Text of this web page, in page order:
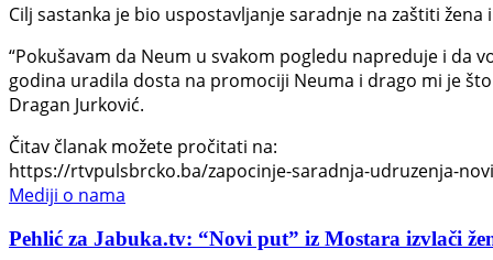
Cilj sastanka je bio uspostavljanje saradnje na zaštiti žena
“Pokušavam da Neum u svakom pogledu napreduje i
godina uradila dosta na promociji Neuma i drago mi je
Dragan Jurković.
Čitav članak možete pročitati na:
https://rtvpulsbrcko.ba/zapocinje-saradnja-udruzenja-
Mediji o nama
Pehlić za Jabuka.tv: “Novi put” iz Mostara izvlači